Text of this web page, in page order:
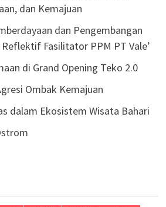
dan Kemajuan
dan Pengembangan
Fasilitator PPM PT Vale’
di Grand Opening Teko 2.0
Ombak Kemajuan
dalam Ekosistem Wisata Bahari